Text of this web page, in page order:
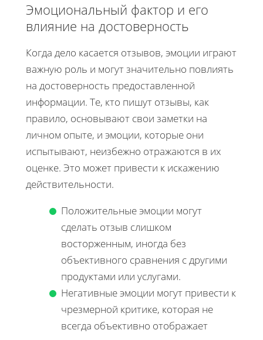
Эмоциональный фактор и его
влияние на достоверность
Когда дело касается отзывов, эмоции играют
важную роль и могут значительно повлиять
на достоверность предоставленной
информации. Те, кто пишут отзывы, как
правило, основывают свои заметки на
личном опыте, и эмоции, которые они
испытывают, неизбежно отражаются в их
оценке. Это может привести к искажению
действительности.
Положительные эмоции могут
сделать отзыв слишком
восторженным, иногда без
объективного сравнения с другими
продуктами или услугами.
Негативные эмоции могут привести к
чрезмерной критике, которая не
всегда объективно отображает